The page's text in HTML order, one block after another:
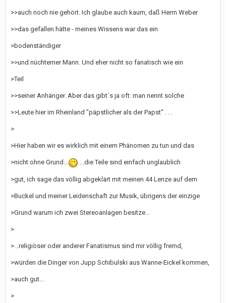
>>auch noch nie gehört. Ich glaube auch kaum, daß Herrn Weber
>>das gefallen hätte - meines Wissens war das ein
>bodenständiger
>>und nüchterner Mann. Und eher nicht so fanatisch wie ein
>Teil
>>seiner Anhänger. Aber das gibt´s ja oft: man nennt solche
>>Leute hier im Rheinland "päpstlicher als der Papst" . . .
>
>Hier haben wir es wirklich mit einem Phänomen zu tun und das
>nicht ohne Grund... ....die Teile sind einfach unglaublich
>gut, ich sage das völlig abgeklärt mit meinen 44 Lenze auf dem
>Buckel und meiner Leidenschaft zur Musik, übrigens der einzige
>Grund warum ich zwei Stereoanlagen besitze...
>
>...religiöser oder anderer Fanatismus sind mir völlig fremd,
>würden die Dinger von Jupp Schibulski aus Wanne-Eickel kommen,
>auch gut...
>